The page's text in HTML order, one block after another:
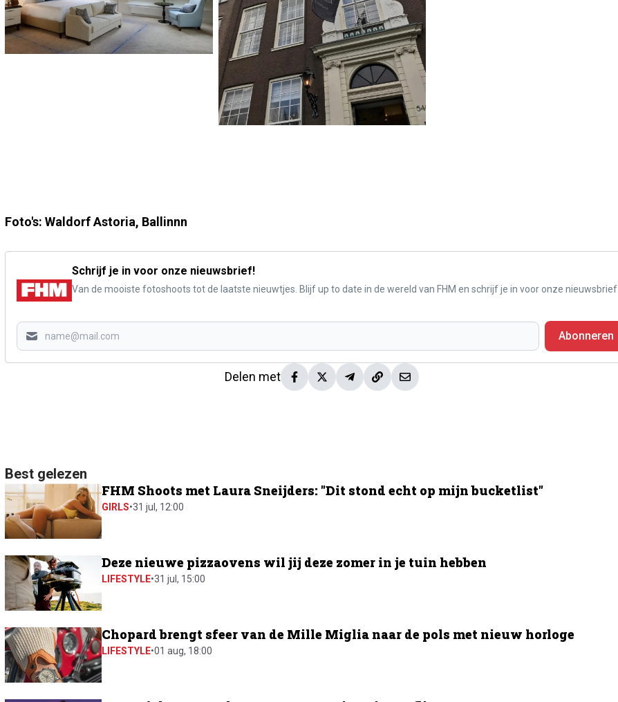
Foto's: Waldorf Astoria, Ballinnn
Schrijf je in voor onze nieuwsbrief!
Van de mooiste fotoshoots tot de laatste nieuwtjes. Blijf up to date in de wereld van FHM en schrijf je in voor onze nieuwsbrief.
Abonneren
Delen met
Best gelezen
FHM Shoots met Laura Sneijders: "Dit stond echt op mijn bucketlist"
GIRLS•31 jul, 12:00
Deze nieuwe pizzaovens wil jij deze zomer in je tuin hebben
LIFESTYLE•31 jul, 15:00
Chopard brengt sfeer van de Mille Miglia naar de pols met nieuw horloge
LIFESTYLE•01 aug, 18:00